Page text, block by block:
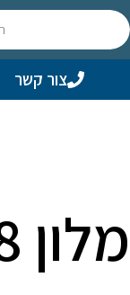
צור קשר
מלון 08 רודוס